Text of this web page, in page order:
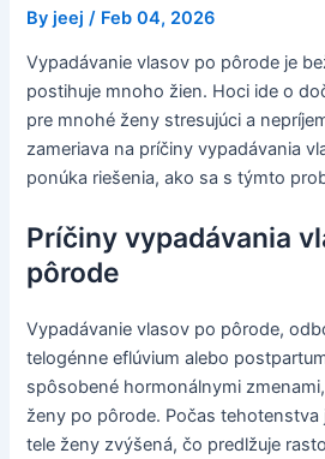
By jeej / Feb 04, 2026
Vypadávanie vlasov po pôrode je
postihuje mnoho žien. Hoci ide o
pre mnohé ženy stresujúci a
zameriava na príčiny vypadávania
ponúka riešenia, ako sa s týmto
Príčiny vypadávania
pôrode
Vypadávanie vlasov po pôrode,
telogénne eflúvium alebo
spôsobené hormonálnymi
ženy po pôrode. Počas tehotenstva
tele ženy zvýšená, čo predlžuje